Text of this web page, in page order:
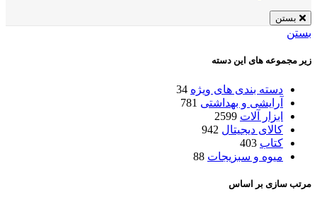
بستن
بستن
زیر مجموعه های این دسته
دسته بندی های ویژه 34
آرایشی و بهداشتی 781
ابزار آلات 2599
کالای دیجیتال 942
کتاب 403
میوه و سبزیجات 88
مرتب سازی بر اساس